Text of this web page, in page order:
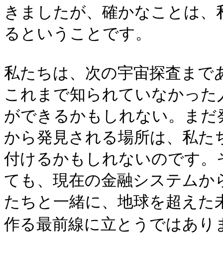
きましたが、確かなことは
るということです。
私たちは、次の宇宙探査ま
これまで知られていなかっ
ができるかもしれない。ま
から発見される場所は、私
付けるかもしれないのです
ても、現在の金融システム
たちと一緒に、地球を超えた